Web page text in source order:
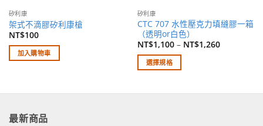
矽利康
架式不滴膠矽利康槍
NT$100
加入購物車
矽利康
CTC 707 水性壓克力填縫膠一箱
（透明or白色）
NT$1,100– NT$1,260
選擇規格
最新商品